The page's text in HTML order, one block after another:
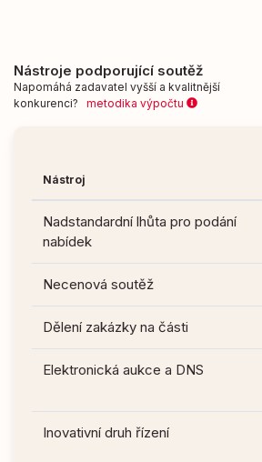
Nástroje podporující soutěž
Napomáhá zadavatel vyšší a kvalitnější
konkurenci? metodika výpočtu
Nástroj
Nadstandardní lhůta pro podání
nabídek
Necenová soutěž
Dělení zakázky na části
Elektronická aukce a DNS
Inovativní druh řízení